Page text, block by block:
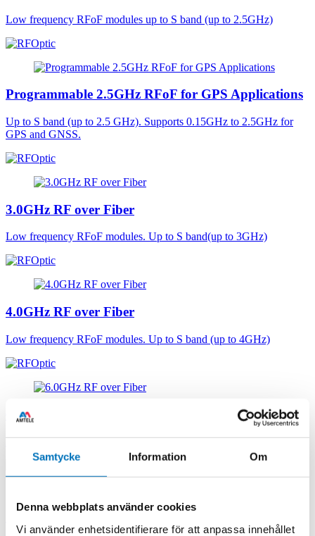
Samtycke Information Om
Denna webbplats använder cookies
Vi använder enhetsidentifierare för att anpassa innehållet
Low frequency RFoF modules up to S band (up to 2.5GHz)
Programmable 2.5GHz RFoF for GPS Applications
Up to S band (up to 2.5 GHz). Supports 0.15GHz to 2.5GHz for
GPS and GNSS.
3.0GHz RF over Fiber
Low frequency RFoF modules. Up to S band(up to 3GHz)
4.0GHz RF over Fiber
Low frequency RFoF modules. Up to S band (up to 4GHz)
6.0GHz RF over Fiber
Low frequency RFoF modules, Up to C band (up to 6GHz)
12GHz HSFDR RFoF Modules